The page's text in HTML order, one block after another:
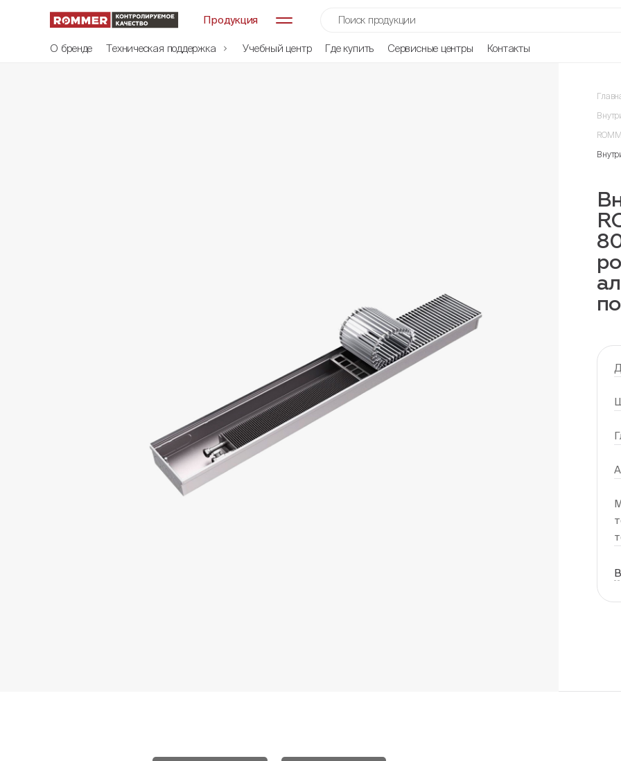
Продукция
О бренде
Техническая поддержка Учебный центр Где купить Сервисные центры Контакты